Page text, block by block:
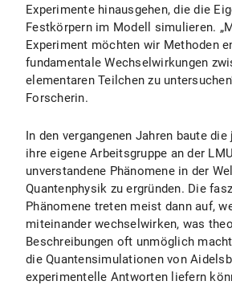
Experimente hinausgehen, die die
Festkörpern im Modell simulieren.
Experiment möchten wir Methoden
fundamentale Wechselwirkungen
elementaren Teilchen zu
Forscherin.
In den vergangenen Jahren baute
ihre eigene Arbeitsgruppe an der
unverstandene Phänomene in der
Quantenphysik zu ergründen. Die
Phänomene treten meist dann auf,
miteinander wechselwirken, was
Beschreibungen oft unmöglich
die Quantensimulationen von
experimentelle Antworten liefern